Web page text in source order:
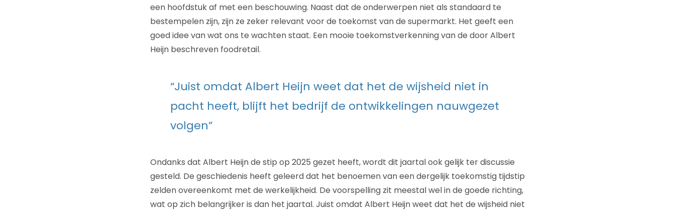
een hoofdstuk af met een beschouwing. Naast dat de onderwerpen niet als standaard te
bestempelen zijn, zijn ze zeker relevant voor de toekomst van de supermarkt. Het geeft een
goed idee van wat ons te wachten staat. Een mooie toekomstverkenning van de door Albert
Heijn beschreven foodretail.
“Juist omdat Albert Heijn weet dat het de wijsheid niet in
pacht heeft, blijft het bedrijf de ontwikkelingen nauwgezet
volgen”
Ondanks dat Albert Heijn de stip op 2025 gezet heeft, wordt dit jaartal ook gelijk ter discussie
gesteld. De geschiedenis heeft geleerd dat het benoemen van een dergelijk toekomstig tijdstip
zelden overeenkomt met de werkelijkheid. De voorspelling zit meestal wel in de goede richting,
wat op zich belangrijker is dan het jaartal. Juist omdat Albert Heijn weet dat het de wijsheid niet